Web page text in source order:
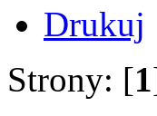
Drukuj
Strony: [1